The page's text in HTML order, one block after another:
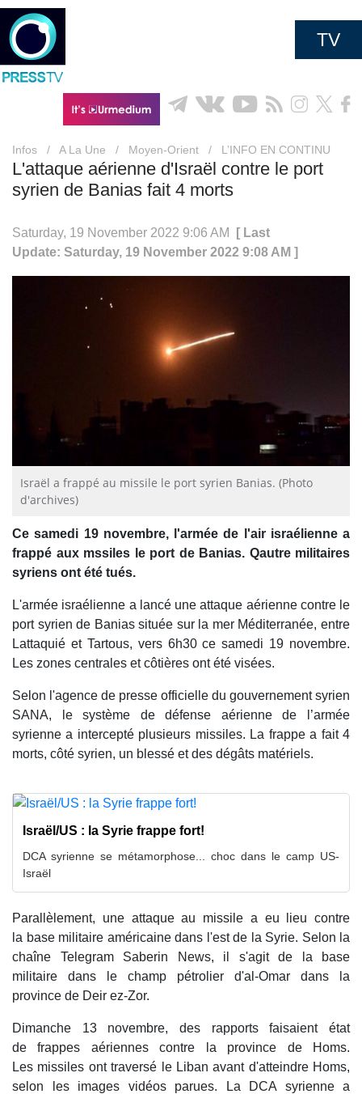
TV
Infos / A La Une / Moyen-Orient / L’INFO EN CONTINU
L'attaque aérienne d'Israël contre le port
syrien de Banias fait 4 morts
Saturday, 19 November 2022 9:06 AM
[ Last
Update: Saturday, 19 November 2022 9:08 AM ]
Israël a frappé au missile le port syrien Banias. (Photo
d'archives)
Ce samedi 19 novembre, l'armée de l'air israélienne a
frappé aux mssiles le port de Banias. Qautre militaires
syriens ont été tués.
L'armée israélienne a lancé une attaque aérienne contre le
port syrien de Banias située sur la mer Méditerranée, entre
Lattaquié et Tartous, vers 6h30 ce samedi 19 novembre.
Les zones centrales et côtières ont été visées.
Selon l'agence de presse officielle du gouvernement syrien
SANA, le système de défense aérienne de l’armée
syrienne a intercepté plusieurs missiles. La frappe a fait 4
morts, côté syrien, un blessé et des dégâts matériels.
Israël/US : la Syrie frappe fort!
DCA syrienne se métamorphose... choc dans le camp US-
Israël
Parallèlement, une attaque au missile a eu lieu contre
la base militaire américaine dans l'est de la Syrie. Selon la
chaîne Telegram Saberin News, il s'agit de la base
militaire dans le champ pétrolier d'al-Omar dans la
province de Deir ez-Zor.
Dimanche 13 novembre, des rapports faisaient état
de frappes aériennes contre la province de Homs.
Les missiles ont traversé le Liban avant d'atteindre Homs,
selon les images vidéos parues. La DCA syrienne a